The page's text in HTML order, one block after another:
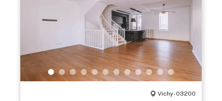
Vichy - 03200